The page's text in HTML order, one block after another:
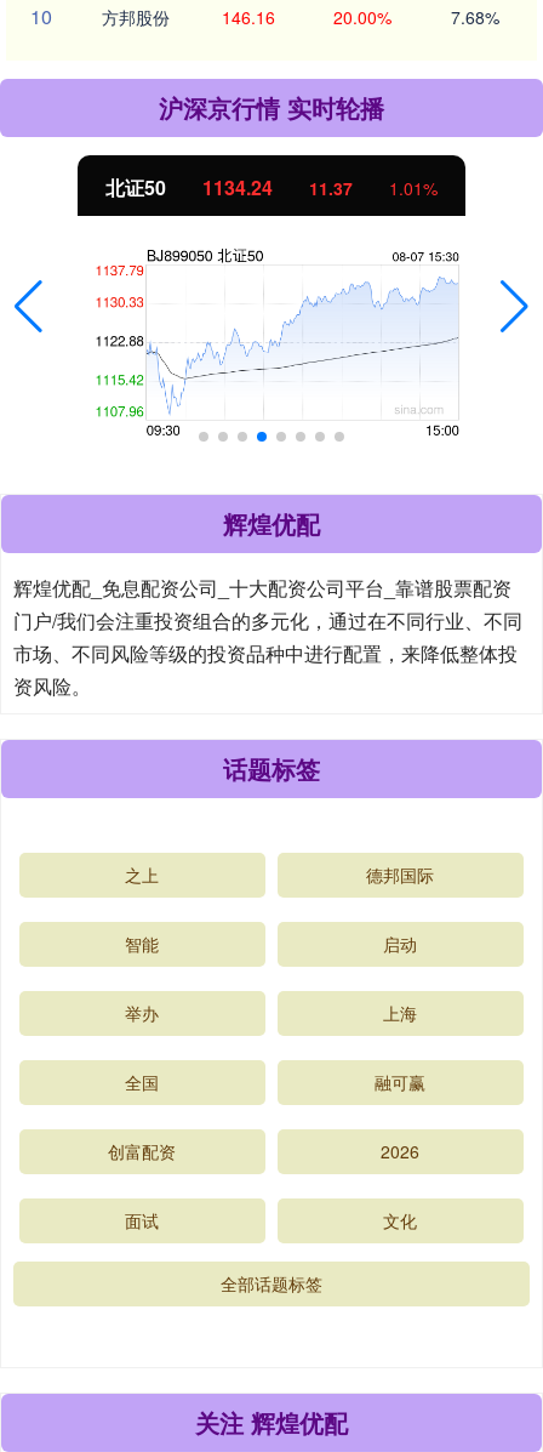
10 方邦股份 146.16 20.00% 7.68%
沪深京行情 实时轮播
北证50 1134.24 11.37 1.01%
辉煌优配
辉煌优配_免息配资公司_十大配资公司平台_靠谱股票配资
门户/我们会注重投资组合的多元化，通过在不同行业、不同
市场、不同风险等级的投资品种中进行配置，来降低整体投
资风险。
话题标签
之上 德邦国际
智能 启动
举办 上海
全国 融可赢
创富配资 2026
面试 文化
全部话题标签
关注 辉煌优配